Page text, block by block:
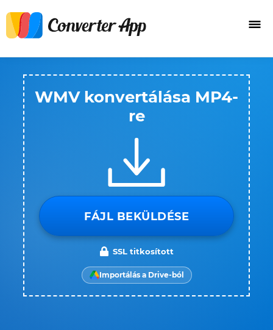
WMV konvertálása MP4-
re
FÁJL BEKÜLDÉSE
SSL titkosított
Importálás a Drive-ból